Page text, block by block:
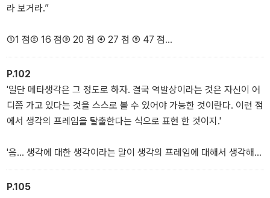
래서 좀 더 생각의 과정을 친절하게 설명해 달라고 부탁을 했다. 그는
으로 다른 모양을 상상해 보았다고 한다. 나는 ‘잠시 생각을 멈추고’라
우리는 일단 생각이 시작되면 그것을 멈출 수 없다. 생각은 관성적으
로 움직이는 데 ‘수학공식으로 푼다는 생각’을 스스로 관찰하지 못하
면 그냥 그 생각대로 달려간다. 그래서 발상의 전환이 어려워진다. 발
상의 전환은 ‘자신의 생각’을 다시 ‘생각 해 보는 것’이 필요하다. 바로
타생각의 시작이다. 나는 여러 가지 발상이 가능한 이 문제를 고안하
- 머리말 중 발췌
라 보거라.”
①1 점② 16 점③ 20 점 ④ 27 점 ⑤ 47 점
'글쎄요. 좀 어려운데요? 그냥 계산을 해보면 안 될까요?'
볼래?
있지.'
P.102
'일단 메타생각은 그 정도로 하자. 결국 역발상이라는 것은 자신이 어
디쯤 가고 있다는 것을 스스로 볼 수 있어야 가능한 것이란다. 이런 점
에서 생각의 프레임을 탈출한다는 식으로 표현 한 것이지.'
'음... 생각에 대한 생각이라는 말이 생각의 프레임에 대해서 생각해
본다는 것이군요.'
P.105